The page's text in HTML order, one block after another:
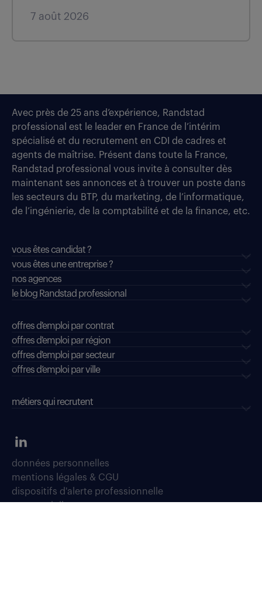
7 août 2026
Avec près de 25 ans d’expérience, Randstad
professional est le leader en France de l’intérim
spécialisé et du recrutement en CDI de cadres et
agents de maîtrise. Présent dans toute la France,
Randstad professional vous invite à consulter dès
maintenant ses annonces et à trouver un poste dans
les secteurs du BTP, du marketing, de l’informatique,
de l’ingénierie, de la comptabilité et de la finance, etc.
vous êtes candidat ?
vous êtes une entreprise ?
nos agences
le blog Randstad professional
offres d'emploi par contrat
offres d'emploi par région
offres d'emploi par secteur
offres d’emploi par ville
métiers qui recrutent
données personnelles
mentions légales & CGU
dispositifs d'alerte professionnelle